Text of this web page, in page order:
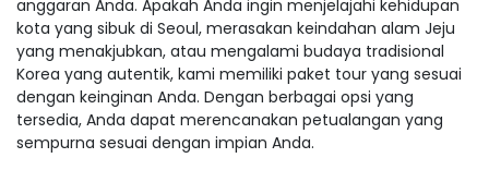
anggaran Anda. Apakah Anda ingin menjelajahi kehidupan
kota yang sibuk di Seoul, merasakan keindahan alam Jeju
yang menakjubkan, atau mengalami budaya tradisional
Korea yang autentik, kami memiliki paket tour yang sesuai
dengan keinginan Anda. Dengan berbagai opsi yang
tersedia, Anda dapat merencanakan petualangan yang
sempurna sesuai dengan impian Anda.